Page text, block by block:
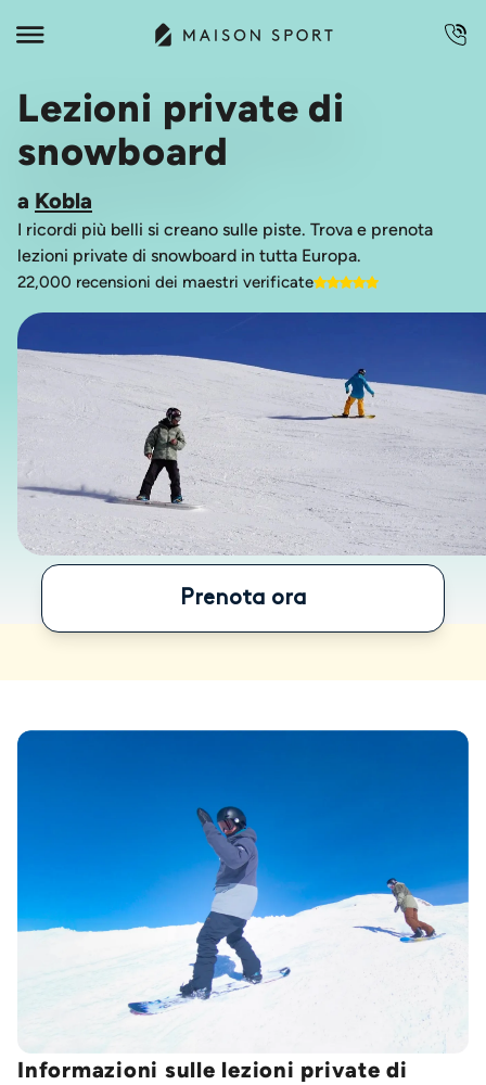
Lezioni private di
snowboard
a Kobla
I ricordi più belli si creano sulle piste. Trova e prenota
lezioni private di snowboard in tutta Europa.
22,000 recensioni dei maestri verificate
Prenota ora
Informazioni sulle lezioni private di